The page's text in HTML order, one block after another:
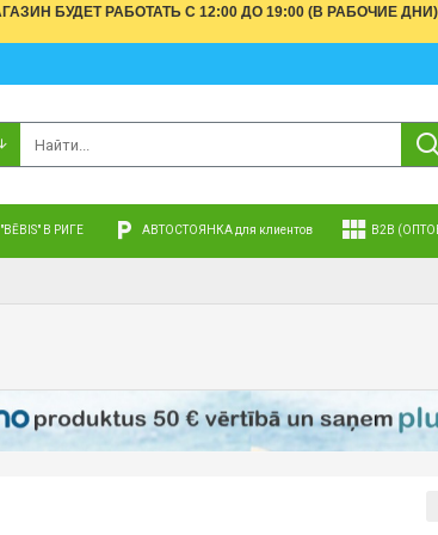
БУДЕТ РАБОТАТЬ С 12:00 ДО 19:00 (В РАБОЧИЕ
В РИГЕ АВТОСТОЯНКА для клиентов B2B